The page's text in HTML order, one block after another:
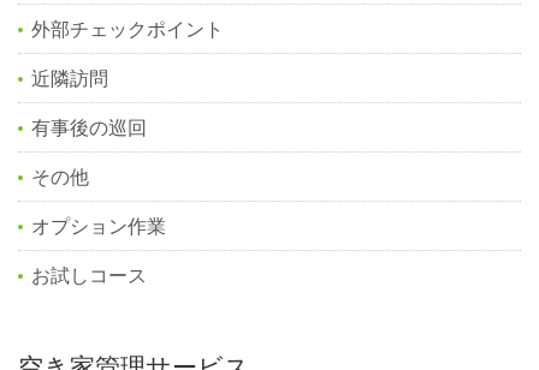
外部チェックポイント
近隣訪問
有事後の巡回
その他
オプション作業
お試しコース